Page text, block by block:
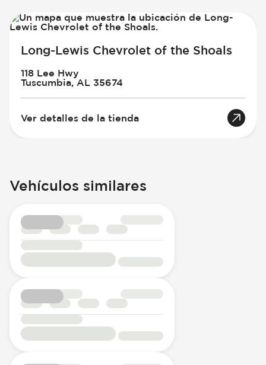
Long-Lewis Chevrolet of the Shoals
118 Lee Hwy
Tuscumbia, AL 35674
Ver detalles de la tienda
Vehículos similares